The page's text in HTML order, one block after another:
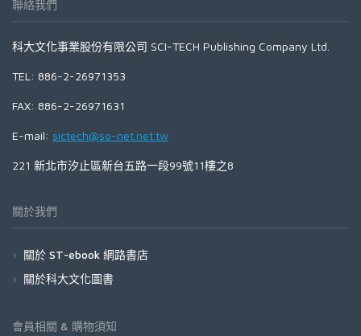
聯絡我們
科大文化事業股份有限公司 SCI-TECH Publishing Company Ltd.
TEL: 886-2-26971353
FAX: 886-2-26971631
E-mail: sictech@so-net.net.tw
221 新北市汐止區新台五路一段99號11樓之8
關於我們
關於 ST-ebook 網路書店
關於科大文化圖書
會員相關 & 購物須知